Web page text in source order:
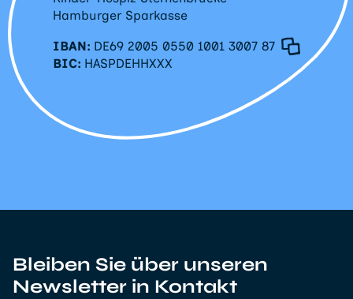
Hamburger Sparkasse
IBAN: DE69 2005 0550 1001 3007 87
BIC: HASPDEHHXXX
Bleiben Sie über unseren
Newsletter in Kontakt